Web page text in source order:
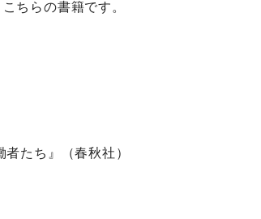
ちらの書籍です。
たち』（春秋社）